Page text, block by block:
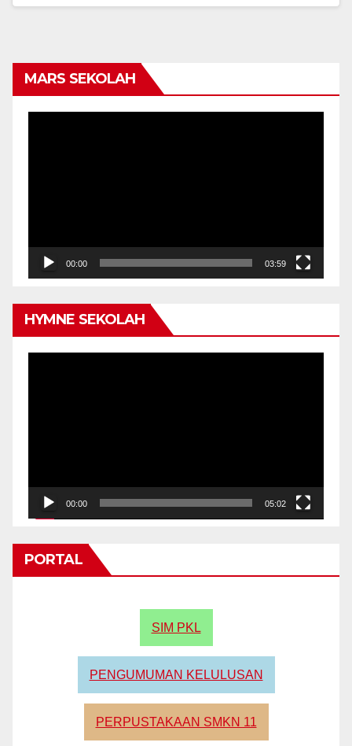
MARS SEKOLAH
00:00 03:59
HYMNE SEKOLAH
00:00 05:02
PORTAL
SIM PKL
PENGUMUMAN KELULUSAN
PERPUSTAKAAN SMKN 11